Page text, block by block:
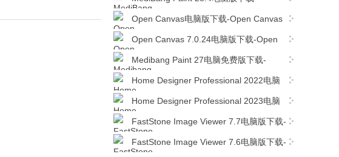
MediBang Paint 28.4简体中文版下载
Open Canvas电脑版下载-Open Canvas
v6.2.11简体中文版下载
Open Canvas 7.0.24电脑版下载-Open
Canvas v7.0.24免费官方版下载
Medibang Paint 27电脑免费版下载-
Medibang Paint 27.0简体中文版下载
Home Designer Professional 2022电脑
版下载-Home Designer Professional 2022
v23.3简体中文版下载
Home Designer Professional 2023电脑
版下载-Home Designer Professional 2023
v24.3简体中文版下载
FastStone Image Viewer 7.7电脑版下载-
FastStone Image Viewer 7.7简体中文版下载
FastStone Image Viewer 7.6电脑版下载-